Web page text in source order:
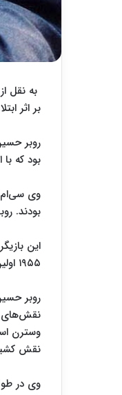
بر اثر
بود که
بودند.
١٩٥٥ اولین فیلم خود را با عنوان «بدجنس‌ها به جهنم می‌روند» ساخت.
روبر
نقش‌های
وسترن
نقش